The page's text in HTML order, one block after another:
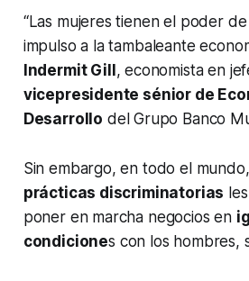
“Las mujeres tienen el poder
impulso a la tambaleante
Indermit Gill , economista en
vicepresidente sénior de
Desarrollo del Grupo Banco
Sin embargo, en todo el
prácticas discriminatorias
poner en marcha negocios en
condiciones con los hombres,